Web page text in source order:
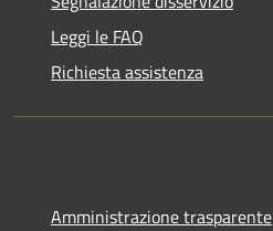
Leggi le FAQ
Richiesta assistenza
Amministrazione trasparente